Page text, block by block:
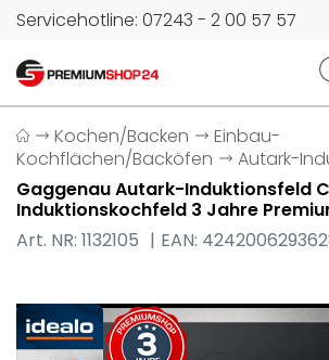
Servicehotline: 07243 - 2 00 57 57
Kochen/Backen
Einbau-
Kochflächen/Backöfen
Autark-
Gaggenau Autark-Induktionsfeld
Induktionskochfeld 3 Jahre
Art. NR: 1132105
EAN: